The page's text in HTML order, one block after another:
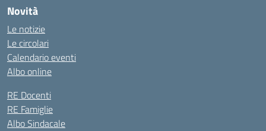
Novità
Le notizie
Le circolari
Calendario eventi
Albo online
RE Docenti
RE Famiglie
Albo Sindacale